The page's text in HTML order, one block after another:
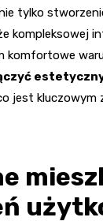
tylko
kompleksowej
komfortowe
jest kluczowym